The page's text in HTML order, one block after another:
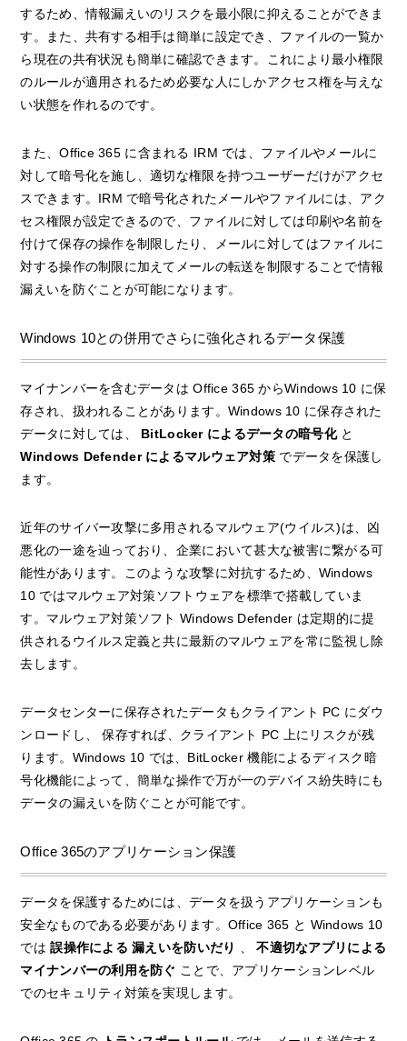
するため、情報漏えいのリスクを最小限に抑えることができま
す。また、共有する相手は簡単に設定でき、ファイルの一覧か
ら現在の共有状況も簡単に確認できます。これにより最小権限
のルールが適用されるため必要な人にしかアクセス権を与えな
い状態を作れるのです。
また、Office 365 に含まれる IRM では、ファイルやメールに
対して暗号化を施し、適切な権限を持つユーザーだけがアクセ
スできます。IRM で暗号化されたメールやファイルには、アク
セス権限が設定できるので、ファイルに対しては印刷や名前を
付けて保存の操作を制限したり、メールに対してはファイルに
対する操作の制限に加えてメールの転送を制限することで情報
漏えいを防ぐことが可能になります。
Windows 10との併用でさらに強化されるデータ保護
マイナンバーを含むデータは Office 365 からWindows 10 に保
存され、扱われることがあります。Windows 10 に保存された
データに対しては、 BitLocker によるデータの暗号化 と
Windows Defender によるマルウェア対策 でデータを保護し
ます。
近年のサイバー攻撃に多用されるマルウェア(ウイルス)は、凶
悪化の一途を辿っており、企業において甚大な被害に繋がる可
能性があります。このような攻撃に対抗するため、Windows
10 ではマルウェア対策ソフトウェアを標準で搭載していま
す。マルウェア対策ソフト Windows Defender は定期的に提
供されるウイルス定義と共に最新のマルウェアを常に監視し除
去します。
データセンターに保存されたデータもクライアント PC にダウ
ンロードし、 保存すれば、クライアント PC 上にリスクが残
ります。Windows 10 では、BitLocker 機能によるディスク暗
号化機能によって、簡単な操作で万が一のデバイス紛失時にも
データの漏えいを防ぐことが可能です。
Office 365のアプリケーション保護
データを保護するためには、データを扱うアプリケーションも
安全なものである必要があります。Office 365 と Windows 10
では誤操作による漏えいを防いだり 、不適切なアプリによる
マイナンバーの利用を防ぐ ことで、アプリケーションレベル
でのセキュリティ対策を実現します。